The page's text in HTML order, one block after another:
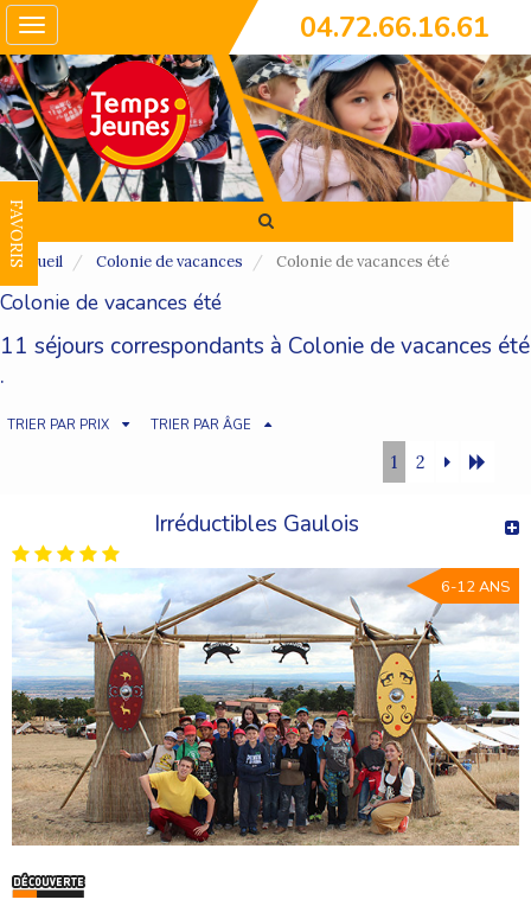
Toggle
navigation
04.72.66.16.61
FAVORIS
Accueil Colonie de vacances Colonie de vacances été
Colonie de vacances été
11 séjours correspondants à Colonie de vacances été
.
TRIER PAR PRIX TRIER PAR ÂGE
1 2
Irréductibles Gaulois
6-12 ANS